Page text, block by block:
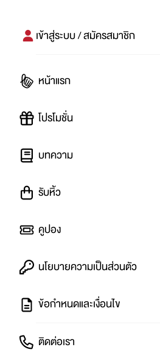
เข้าสู่ระบบ / สมัครสมาชิก
หน้าแรก
โปรโมชั่น
บทความ
รับหิ้ว
คูปอง
นโยบายความเป็นส่วนตัว
ข้อกำหนดและเงื่อนไข
ติดต่อเรา
#
ปันโปร PUNPRO ที่ 1 ด้านโปรโมชัน อั
โปรโมชัน